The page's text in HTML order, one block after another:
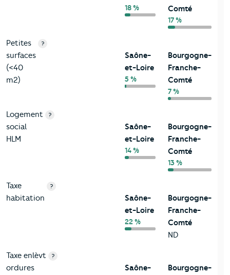
18 %
Comté
17 %
Petites
surfaces
(<40
m2)
?
Saône-
et-Loire
5 %
Bourgogne-
Franche-
Comté
7 %
Logement
social
HLM
?
Saône-
et-Loire
14 %
Bourgogne-
Franche-
Comté
13 %
Taxe
habitation
?
Saône-
et-Loire
22 %
Bourgogne-
Franche-
Comté
ND
Taxe enlèvt
ordures
?
Saône-
Bourgogne-